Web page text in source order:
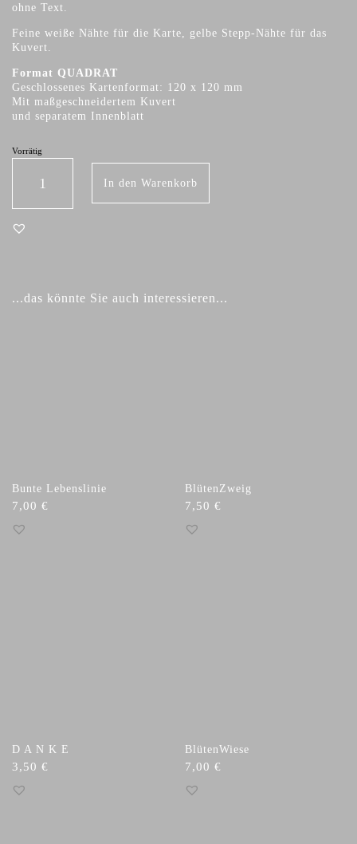
ohne Text.
Feine weiße Nähte für die Karte, gelbe Stepp-Nähte für das
Kuvert.
Format QUADRAT
Geschlossenes Kartenformat: 120 x 120 mm
Mit maßgeschneidertem Kuvert
und separatem Innenblatt
Vorrätig
Blüten-Glück Menge
In den Warenkorb
...das könnte Sie auch interessieren...
Ähnliche Produkte
Bunte Lebenslinie
7,00 €
BlütenZweig
7,50€
D A N K E
3,50 €
BlütenWiese
7,00€